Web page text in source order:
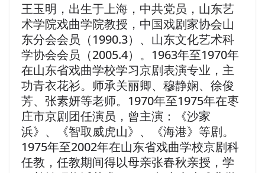
王玉明，出生于上海，中共党员，山东艺
术学院戏曲学院教授，中国戏剧家协会山
东分会会员（1990.3）、山东文化艺术科
学协会会员（2005.4）。1963年至1970年
在山东省戏曲学校学习京剧表演专业，主
功青衣花衫。师承关丽卿、穆静娴、徐俊
芳、张素妍等老师。1970年至1975年在枣
庄市京剧团任演员，曾主演：《沙家
浜》、《智取威虎山》、《海港》等剧。
1975年至2002年在山东省戏曲学校京剧科
任教，任教期间得以母亲张春秋亲授，学